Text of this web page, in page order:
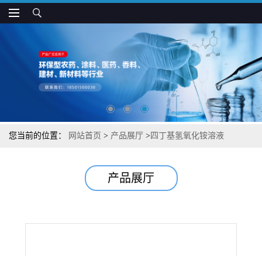
您当前的位置： 网站首页 > 产品展厅 > 四丁基氢氧化铵溶液
产品展厅